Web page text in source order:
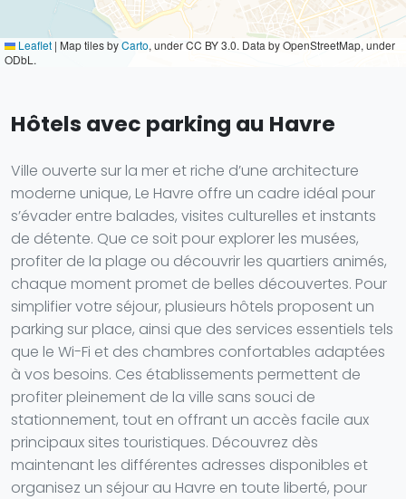
Leaflet | Map tiles byCarto, under CC BY 3.0. Data by OpenStreetMap, under
ODbL.
Hôtels avec parking au Havre
Ville ouverte sur la mer et riche d’une architecture
moderne unique, Le Havre offre un cadre idéal pour
s’évader entre balades, visites culturelles et instants
de détente. Que ce soit pour explorer les musées,
profiter de la plage ou découvrir les quartiers animés,
chaque moment promet de belles découvertes. Pour
simplifier votre séjour, plusieurs hôtels proposent un
parking sur place, ainsi que des services essentiels tels
que le Wi-Fi et des chambres confortables adaptées
à vos besoins. Ces établissements permettent de
profiter pleinement de la ville sans souci de
stationnement, tout en offrant un accès facile aux
principaux sites touristiques. Découvrez dès
maintenant les différentes adresses disponibles et
organisez un séjour au Havre en toute liberté, pour